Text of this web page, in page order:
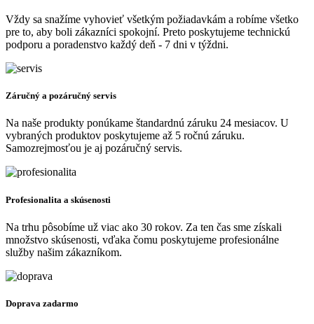
Vždy sa snažíme vyhovieť všetkým požiadavkám a robíme všetko
pre to, aby boli zákazníci spokojní. Preto poskytujeme technickú
podporu a poradenstvo každý deň - 7 dni v týždni.
Záručný a pozáručný servis
Na naše produkty ponúkame štandardnú záruku 24 mesiacov. U
vybraných produktov poskytujeme až 5 ročnú záruku.
Samozrejmosťou je aj pozáručný servis.
Profesionalita a skúsenosti
Na trhu pôsobíme už viac ako 30 rokov. Za ten čas sme získali
množstvo skúsenosti, vďaka čomu poskytujeme profesionálne
služby našim zákazníkom.
Doprava zadarmo